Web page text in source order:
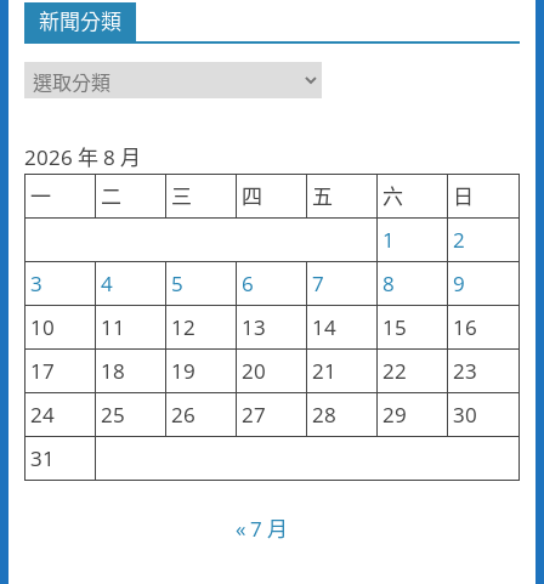
新聞分類
新
類
2026 年 8 月
一
二 三 四 五 六
日
1
2
3
4 5 6 7 8
9
10
11 12 13 14 15
16
17
18 19 20 21 22
23
24
25 26 27 28 29
30
31
« 7 月